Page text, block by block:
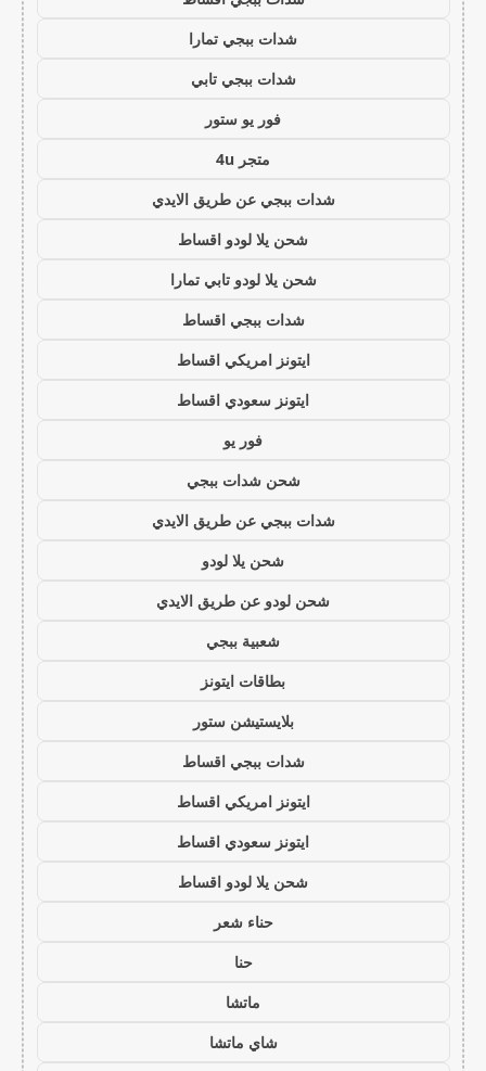
شدات ببجي تمارا
شدات ببجي تابي
فور يو ستور
متجر 4u
شدات ببجي عن طريق الايدي
شحن يلا لودو اقساط
شحن يلا لودو تابي تمارا
شدات ببجي اقساط
ايتونز امريكي اقساط
ايتونز سعودي اقساط
فور يو
شحن شدات ببجي
شدات ببجي عن طريق الايدي
شحن يلا لودو
شحن لودو عن طريق الايدي
شعبية ببجي
بطاقات ايتونز
بلايستيشن ستور
شدات ببجي اقساط
ايتونز امريكي اقساط
ايتونز سعودي اقساط
شحن يلا لودو اقساط
حناء شعر
حنا
ماتشا
شاي ماتشا